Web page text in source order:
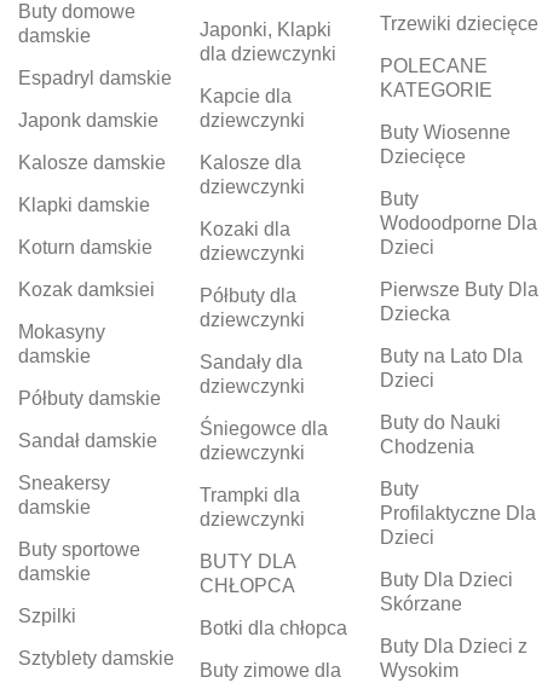
Buty domowe
damskie
Espadryl damskie
Japonk damskie
Kalosze damskie
Klapki damskie
Koturn damskie
Kozak damksiei
Mokasyny
damskie
Półbuty damskie
Sandał damskie
Sneakersy
damskie
Buty sportowe
damskie
Szpilki
Sztyblety damskie
Japonki, Klapki
dla dziewczynki
Kapcie dla
dziewczynki
Kalosze dla
dziewczynki
Kozaki dla
dziewczynki
Półbuty dla
dziewczynki
Sandały dla
dziewczynki
Śniegowce dla
dziewczynki
Trampki dla
dziewczynki
BUTY DLA
CHŁOPCA
Botki dla chłopca
Buty zimowe dla
Trzewiki dziecięce
POLECANE
KATEGORIE
Buty Wiosenne
Dziecięce
Buty
Wodoodporne Dla
Dzieci
Pierwsze Buty Dla
Dziecka
Buty na Lato Dla
Dzieci
Buty do Nauki
Chodzenia
Buty
Profilaktyczne Dla
Dzieci
Buty Dla Dzieci
Skórzane
Buty Dla Dzieci z
Wysokim